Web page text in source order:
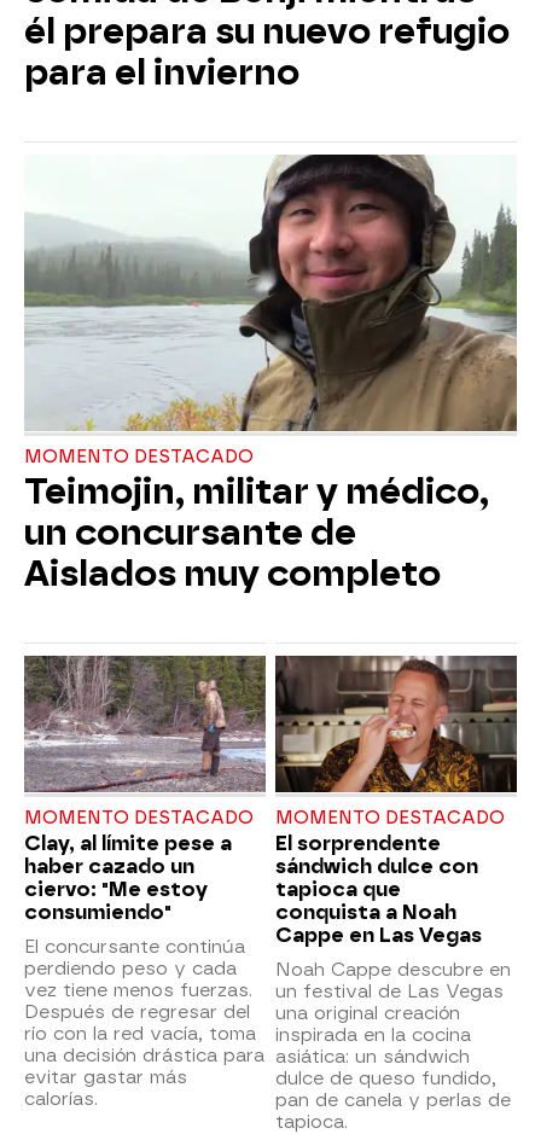
él prepara su nuevo refugio
para el invierno
MOMENTO DESTACADO
Teimojin, militar y médico,
un concursante de
Aislados muy completo
MOMENTO DESTACADO
Clay, al límite pese a
haber cazado un
ciervo: "Me estoy
consumiendo"
El concursante continúa
perdiendo peso y cada
vez tiene menos fuerzas.
Después de regresar del
río con la red vacía, toma
una decisión drástica para
evitar gastar más
calorías.
MOMENTO DESTACADO
El sorprendente
sándwich dulce con
tapioca que
conquista a Noah
Cappe en Las Vegas
Noah Cappe descubre en
un festival de Las Vegas
una original creación
inspirada en la cocina
asiática: un sándwich
dulce de queso fundido,
pan de canela y perlas de
tapioca.